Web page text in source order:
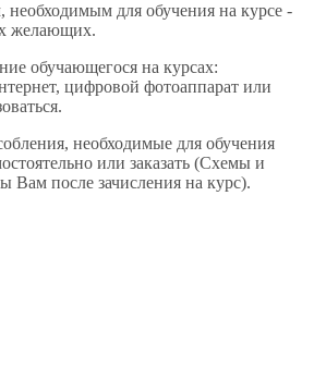
необходимым для обучения на курсе -
желающих.
обучающегося на курсах:
цифровой фотоаппарат или
необходимые для обучения
или заказать (Схемы и
Вам после зачисления на курс).